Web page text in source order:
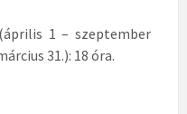
1 – szeptember
31.): 18 óra.